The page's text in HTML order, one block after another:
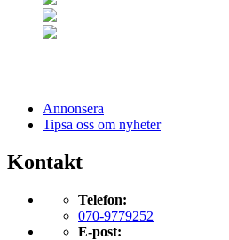
Annonsera
Tipsa oss om nyheter
Kontakt
Telefon:
070-9779252
E-post: